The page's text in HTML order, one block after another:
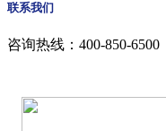
联系我们
咨询热线： 400-850-6500